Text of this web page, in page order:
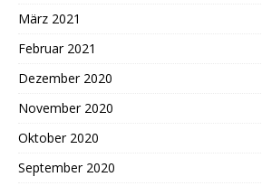
März 2021
Februar 2021
Dezember 2020
November 2020
Oktober 2020
September 2020